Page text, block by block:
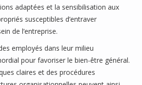
US
adaptées et la sensibilisation aux
susceptibles d’entraver
de l’entreprise.
employés dans leur milieu
pour favoriser le bien-être général.
claires et des procédures